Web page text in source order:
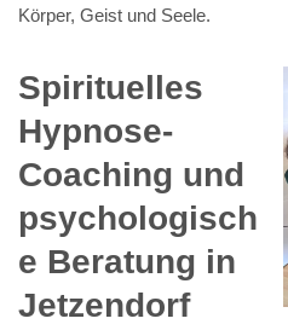
Körper, Geist und Seele.
Spirituelles
Hypnose-
Coaching und
psychologisch
e Beratung in
Jetzendorf